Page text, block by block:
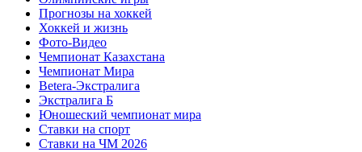
Прогнозы на хоккей
Хоккей и жизнь
Фото-Видео
Чемпионат Казахстана
Чемпионат Мира
Betera-Экстралига
Экстралига Б
Юношеский чемпионат мира
Ставки на спорт
Ставки на ЧМ 2026